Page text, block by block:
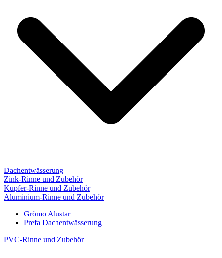
Dachentwässerung
Zink-Rinne und Zubehör
Kupfer-Rinne und Zubehör
Aluminium-Rinne und Zubehör
Grömo Alustar
Prefa Dachentwässerung
PVC-Rinne und Zubehör